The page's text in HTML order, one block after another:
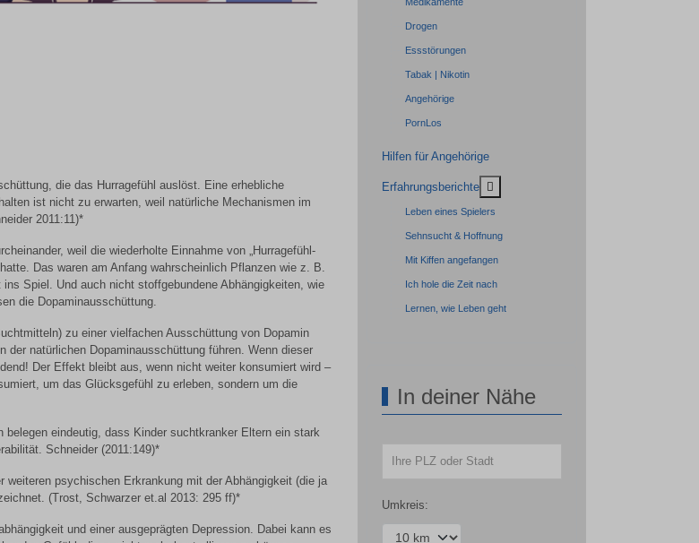
die das Hurragefühl auslöst. Eine erhebliche
ist nicht zu erwarten, weil natürliche Mechanismen im
2011:11)*
weil die wiederholte Einnahme von „Hurragefühl-
Das waren am Anfang wahrscheinlich Pflanzen wie z. B.
Spiel. Und auch nicht stoffgebundene Abhängigkeiten, wie
die Dopaminausschüttung.
zu einer vielfachen Ausschüttung von Dopamin
natürlichen Dopaminausschüttung führen. Wenn dieser
Der Effekt bleibt aus, wenn nicht weiter konsumiert wird –
um das Glücksgefühl zu erleben, sondern um die
eindeutig, dass Kinder suchtkranker Eltern ein stark
Schneider (2011:149)*
psychischen Erkrankung mit der Abhängigkeit (die ja
(Trost, Schwarzer et.al 2013: 295 ff)*
und einer ausgeprägten Depression. Dabei kann es
Drogen
Essstörungen
Tabak | Nikotin
Angehörige
PornLos
Hilfen für Angehörige
Erfahrungsberichte
Leben eines Spielers
Sehnsucht & Hoffnung
Mit Kiffen angefangen
Ich hole die Zeit nach
Lernen, wie Leben geht
In deiner Nähe
Umkreis: